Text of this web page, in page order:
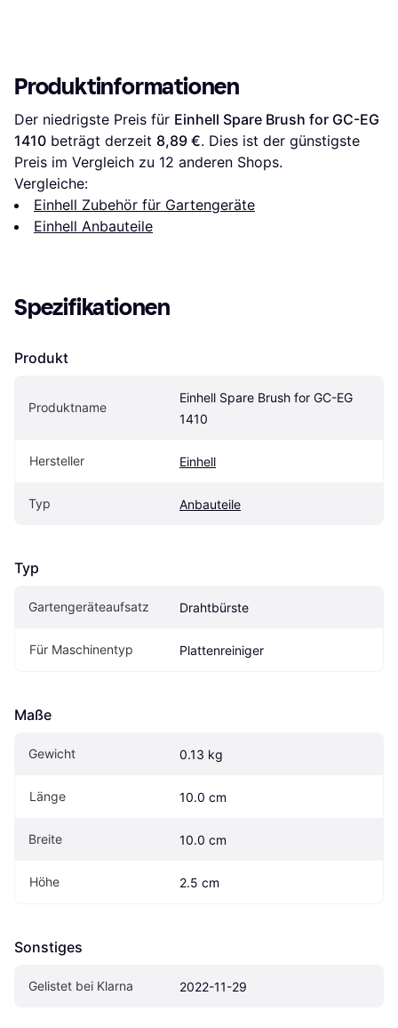
Produktinformationen
Der niedrigste Preis für Einhell Spare Brush for GC-EG
1410 beträgt derzeit 8,89 €. Dies ist der günstigste
Preis im Vergleich zu 12 anderen Shops.
Vergleiche:
Einhell Zubehör für Gartengeräte
Einhell Anbauteile
Spezifikationen
Produkt
Produktname
Einhell Spare Brush for GC-EG
1410
Hersteller Einhell
Typ Anbauteile
Typ
Gartengeräteaufsatz Drahtbürste
Für Maschinentyp Plattenreiniger
Maße
Gewicht 0.13 kg
Länge 10.0 cm
Breite 10.0 cm
Höhe 2.5 cm
Sonstiges
Gelistet bei Klarna 2022-11-29